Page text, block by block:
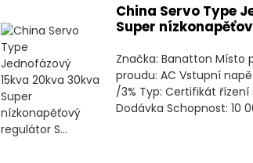
China Servo Type
Super
Značka: Banatton Místo
proudu: AC Vstupní
/3% Typ: Certifikát řízení
Dodávka Schopnost: 10